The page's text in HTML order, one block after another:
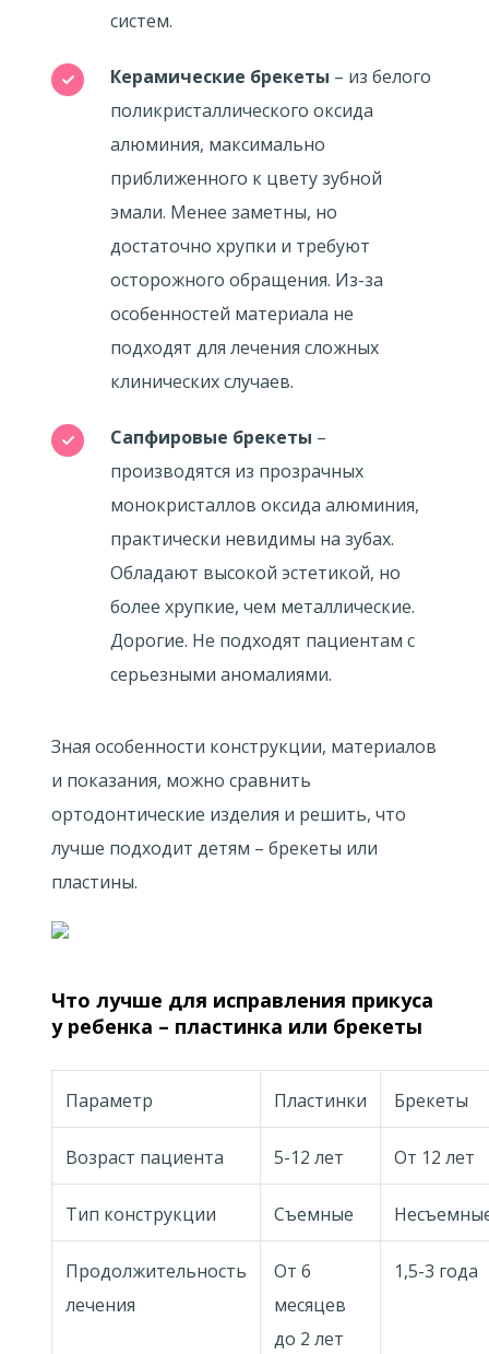
систем.
Керамические брекеты – из белого
поликристаллического оксида
алюминия, максимально
приближенного к цвету зубной
эмали. Менее заметны, но
достаточно хрупки и требуют
осторожного обращения. Из-за
особенностей материала не
подходят для лечения сложных
клинических случаев.
Сапфировые брекеты –
производятся из прозрачных
монокристаллов оксида алюминия,
практически невидимы на зубах.
Обладают высокой эстетикой, но
более хрупкие, чем металлические.
Дорогие. Не подходят пациентам с
серьезными аномалиями.
Зная особенности конструкции, материалов
и показания, можно сравнить
ортодонтические изделия и решить, что
лучше подходит детям – брекеты или
пластины.
Что лучше для исправления прикуса
у ребенка – пластинка или брекеты
Параметр Пластинки Брекеты
Возраст пациента 5-12 лет От 12 лет
Тип конструкции Съемные
Продолжительность
лечения
От 6
месяцев
до 2 лет
1,5-3 года